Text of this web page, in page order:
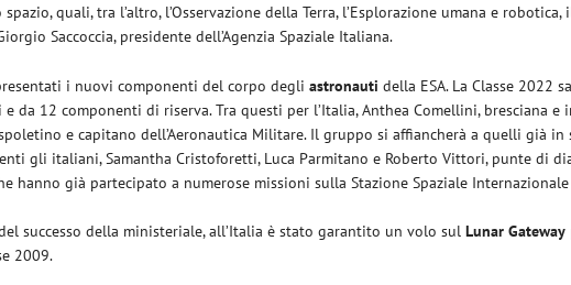
quali, tra l’altro, l’Osservazione della Terra, l’Esplorazione umana e robotica,
Saccoccia, presidente dell’Agenzia Spaziale Italiana.
i nuovi componenti del corpo degliastronauti della ESA. La Classe 2022
da 12 componenti di riserva. Tra questi per l’Italia, Anthea Comellini, bresciana e
e capitano dell’Aeronautica Militare. Il gruppo si affiancherà a quelli già in
gli italiani, Samantha Cristoforetti, Luca Parmitano e Roberto Vittori, punte di
hanno già partecipato a numerose missioni sulla Stazione Spaziale Internazionale
successo della ministeriale, all’Italia è stato garantito un volo sulLunar Gateway
2009.